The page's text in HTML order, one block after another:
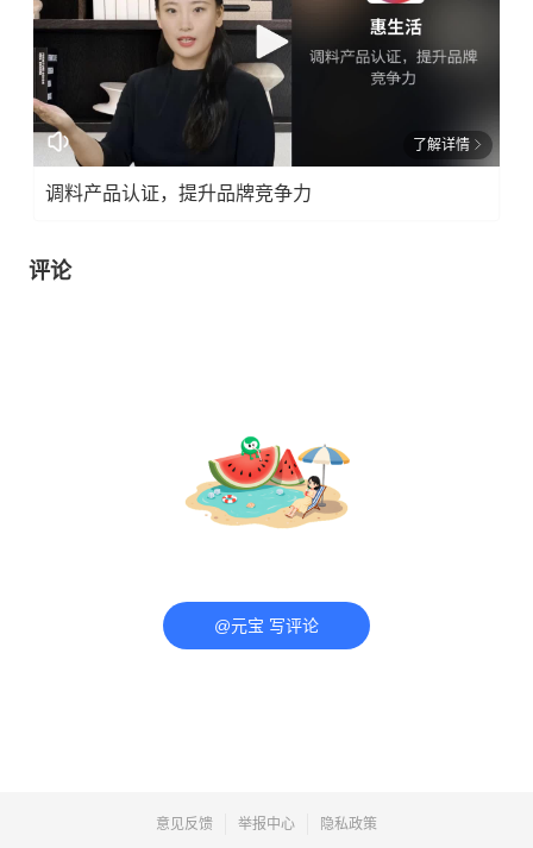
了解详情
调料产品认证，提升品牌竞争力
评论
@元宝 写评论
意见反馈 举报中心 隐私政策